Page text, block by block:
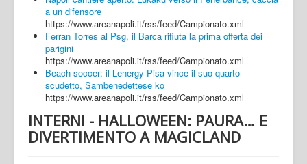
a un difensore
https://www.areanapoli.it/rss/feed/Campionato.xml
Ferran Torres al Psg, il Barca rifiuta la prima offerta dei
parigini
https://www.areanapoli.it/rss/feed/Campionato.xml
Beach soccer: il Lenergy Pisa vince il suo quarto
scudetto, Sambenedettese ko
https://www.areanapoli.it/rss/feed/Campionato.xml
INTERNI - HALLOWEEN: PAURA… E
DIVERTIMENTO A MAGICLAND